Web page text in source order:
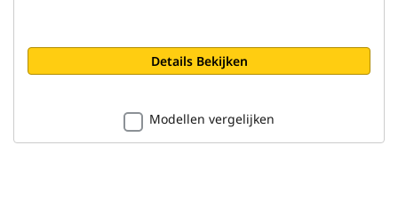
Details Bekijken
Modellen vergelijken